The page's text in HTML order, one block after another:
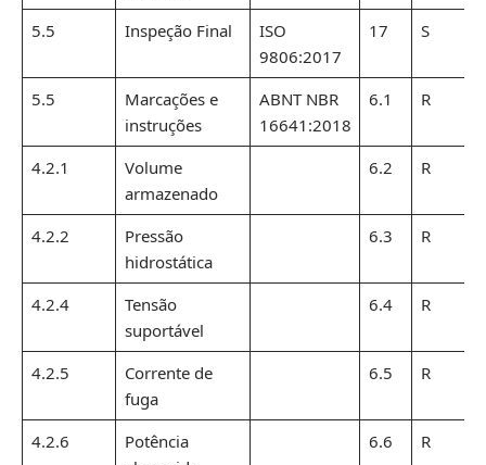
5.5 Inspeção Final
ISO
9806:2017
17 S
5.5
Marcações e
instruções
ABNT NBR
16641:2018
6.1 R
4.2.1
Volume
armazenado
6.2 R
4.2.2
Pressão
hidrostática
6.3 R
4.2.4
Tensão
suportável
6.4 R
4.2.5
Corrente de
fuga
6.5 R
4.2.6
Potência
6.6 R